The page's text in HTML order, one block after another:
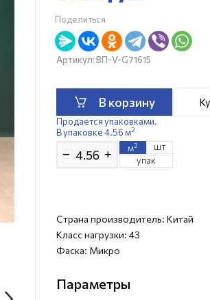
Поделиться
Артикул:ВП-V-G71615
Продается упаковками.
В упаковке 4.56 м2
− + м2
шт
упак
В корзину
Страна производитель: Китай
Класс нагрузки: 43
Фаска: Микро
Параметры